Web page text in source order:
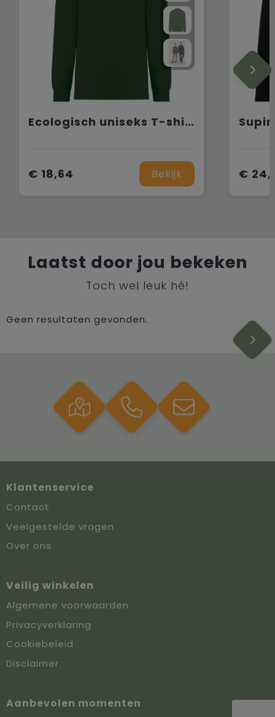
Ecologisch uniseks T-shirt met lange mouwen
€ 18,64 Bekijk €
Laatst door jou bekeken
Toch wel leuk hé!
Geen resultaten gevonden.
Klantenservice
Contact
Veelgestelde vragen
Over ons
Veilig winkelen
Algemene voorwaarden
Privacyverklaring
Cookiebeleid
Disclaimer
Aanbevolen momenten